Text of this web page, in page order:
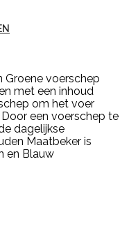
Groene voerschep
met een inhoud
om het voer
een voerschep te
dagelijkse
Maatbeker is
en Blauw